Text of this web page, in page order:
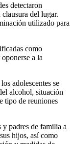
detectaron
del lugar.
utilizado para
como
a la
adolescentes se
alcohol, situación
tipo de reuniones
y padres de familia a
hijos, así como